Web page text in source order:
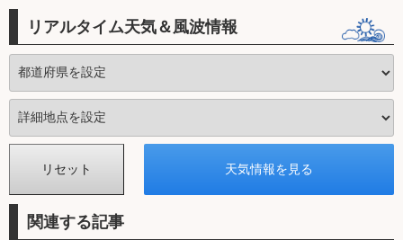
リアルタイム天気＆風波情報
関連する記事